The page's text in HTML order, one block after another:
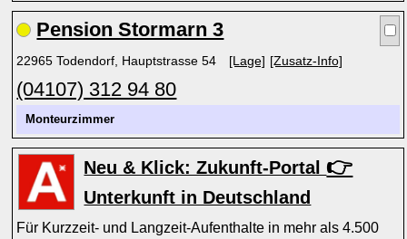
Pension Stormarn 3
22965 Todendorf, Hauptstrasse 54 [Lage] [Zusatz-Info]
(04107) 312 94 80
Monteurzimmer
Neu & Klick: Zukunft-Portal 👉
Unterkunft in Deutschland
Für Kurzzeit- und Langzeit-Aufenthalte in mehr als 4.500